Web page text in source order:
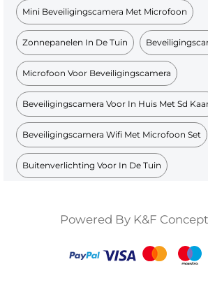
Mini Beveiligingscamera Met Microfoon
Zonnepanelen In De Tuin
Microfoon Voor Beveiligingscamera
Beveiligingscamera Voor In Huis Met Sd
Beveiligingscamera Wifi Met Microfoon Set
Buitenverlichting Voor In De Tuin
Powered By K&F